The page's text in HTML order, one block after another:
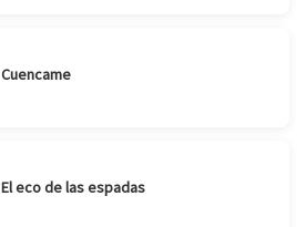
Cuencame
El eco de las espadas